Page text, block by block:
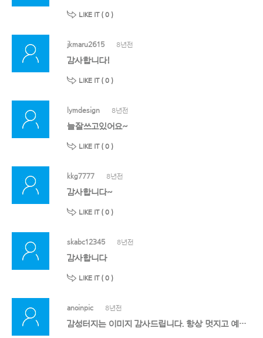
LIKE IT ( 0 )
jkmaru2615 8년전
감사합니다!
LIKE IT ( 0 )
lymdesign 8년전
늘잘쓰고있어요~
LIKE IT ( 0 )
kkg7777 8년전
감사합니다~
LIKE IT ( 0 )
skabc12345 8년전
감사합니다
LIKE IT ( 0 )
anoinpic 8년전
감성터지는 이미지 감사드립니다. 항상 멋지고 예쁜 이미지를 제공해주시는 얼라우터분들께 감사의 말씀을 드립니다. 즐거운 크리스마스 되시고, 새해복도 많이 받으세요~